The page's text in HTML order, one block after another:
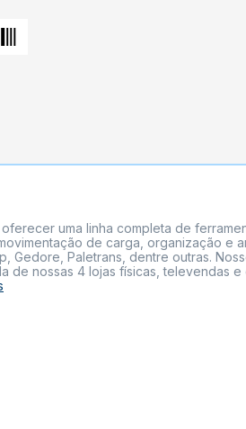
uma linha completa de
de carga, organização e
Gedore, Paletrans, dentre outras.
nossas 4 lojas físicas, televendas e